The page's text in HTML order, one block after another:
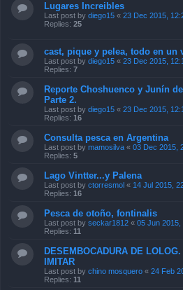
Lugares Increibles
Last post by diego15 « 23 Dec 2015,
Replies: 25
cast, pique y pelea, todo en un
Last post by diego15 « 23 Dec 2015,
Replies: 7
Reporte Choshuenco y Junín
Parte 2.
Last post by diego15 « 23 Dec 2015,
Replies: 16
Consulta pesca en Argentina
Last post by mamosilva « 03 Dec 2015,
Replies: 5
Lago Vintter...y Palena
Last post by ctorresmol « 14 Jul 2015,
Replies: 16
Pesca de otoño, fontinalis
Last post by seckar1812 « 05 Jun 2015,
Replies: 11
DESEMBOCADURA DE
IMITAR
Last post by chino mosquero « 24 Feb
Replies: 11